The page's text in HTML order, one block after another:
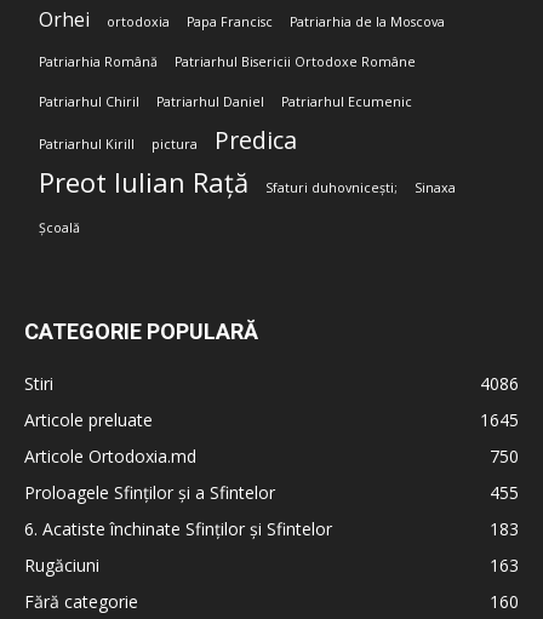
Orhei ortodoxia Papa Francisc Patriarhia de la Moscova
Patriarhia Română Patriarhul Bisericii Ortodoxe Române
Patriarhul Chiril Patriarhul Daniel Patriarhul Ecumenic
Patriarhul Kirill pictura Predica
Preot Iulian Rață Sfaturi duhovnicești; Sinaxa
Școală
CATEGORIE POPULARĂ
Stiri
4086
Articole preluate
1645
Articole Ortodoxia.md
750
Proloagele Sfinților și a Sfintelor
455
6. Acatiste închinate Sfinților și Sfintelor
183
Rugăciuni
163
Fără categorie
160